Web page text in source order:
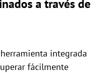
a través de
integrada
fácilmente